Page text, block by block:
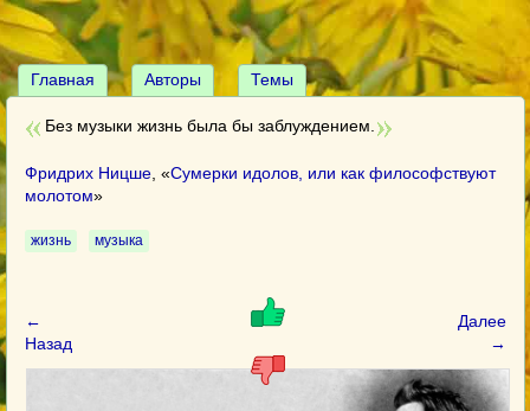
Главная Авторы Темы
Без музыки жизнь была бы заблуждением.
Фридрих Ницше , «Сумерки идолов, или как философствуют
молотом»
жизнь музыка
←
Назад
Далее
→